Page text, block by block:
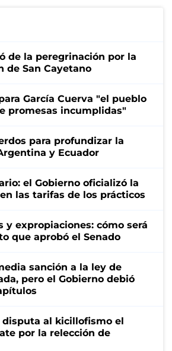
de la peregrinación por la
de San Cayetano
García Cuerva "el pueblo
promesas incumplidas"
para profundizar la
y Ecuador
el Gobierno oficializó la
las tarifas de los prácticos
y expropiaciones: cómo será
que aprobó el Senado
sanción a la ley de
pero el Gobierno debió
disputa al kicillofismo el
por la relección de